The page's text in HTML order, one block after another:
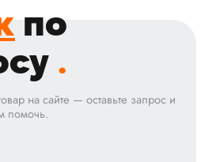
по
.
на сайте — оставьте запрос и
помочь.